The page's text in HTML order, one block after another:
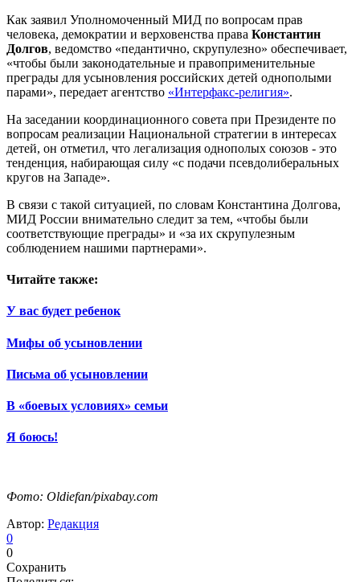
Как заявил Уполномоченный МИД по вопросам прав
человека, демократии и верховенства права Константин
Долгов, ведомство «педантично, скрупулезно» обеспечивает,
«чтобы были законодательные и правоприменительные
преграды для усыновления российских детей однополыми
парами», передает агентство «Интерфакс-религия».
На заседании координационного совета при Президенте по
вопросам реализации Национальной стратегии в интересах
детей, он отметил, что легализация однополых союзов - это
тенденция, набирающая силу «с подачи псевдолиберальных
кругов на Западе».
В связи с такой ситуацией, по словам Константина Долгова,
МИД России внимательно следит за тем, «чтобы были
соответствующие преграды» и «за их скрупулезным
соблюдением нашими партнерами».
Читайте также:
У вас будет ребенок
Мифы об усыновлении
Письма об усыновлении
В «боевых условиях» семьи
Я боюсь!
Фото: Oldiefan/pixabay.com
Автор: Редакция
0
0
Сохранить